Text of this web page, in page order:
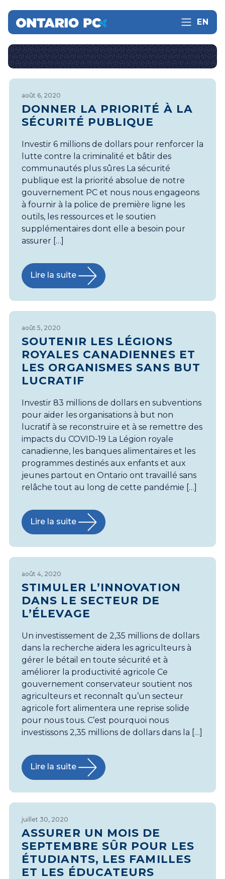
EN
août 6, 2020
DONNER LA PRIORITÉ À LA
SÉCURITÉ PUBLIQUE
Investir 6 millions de dollars pour renforcer la
lutte contre la criminalité et bâtir des
communautés plus sûres La sécurité
publique est la priorité absolue de notre
gouvernement PC et nous nous engageons
à fournir à la police de première ligne les
outils, les ressources et le soutien
supplémentaires dont elle a besoin pour
assurer […]
Lire la suite
août 5, 2020
SOUTENIR LES LÉGIONS
ROYALES CANADIENNES ET
LES ORGANISMES SANS BUT
LUCRATIF
Investir 83 millions de dollars en subventions
pour aider les organisations à but non
lucratif à se reconstruire et à se remettre des
impacts du COVID-19 La Légion royale
canadienne, les banques alimentaires et les
programmes destinés aux enfants et aux
jeunes partout en Ontario ont travaillé sans
relâche tout au long de cette pandémie […]
Lire la suite
août 4, 2020
STIMULER L’INNOVATION
DANS LE SECTEUR DE
L’ÉLEVAGE
Un investissement de 2,35 millions de dollars
dans la recherche aidera les agriculteurs à
gérer le bétail en toute sécurité et à
améliorer la productivité agricole Ce
gouvernement conservateur soutient nos
agriculteurs et reconnaît qu’un secteur
agricole fort alimentera une reprise solide
pour nous tous. C’est pourquoi nous
investissons 2,35 millions de dollars dans la […]
Lire la suite
juillet 30, 2020
ASSURER UN MOIS DE
SEPTEMBRE SÛR POUR LES
ÉTUDIANTS, LES FAMILLES
ET LES ÉDUCATEURS